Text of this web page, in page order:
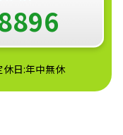
休日:年中無休